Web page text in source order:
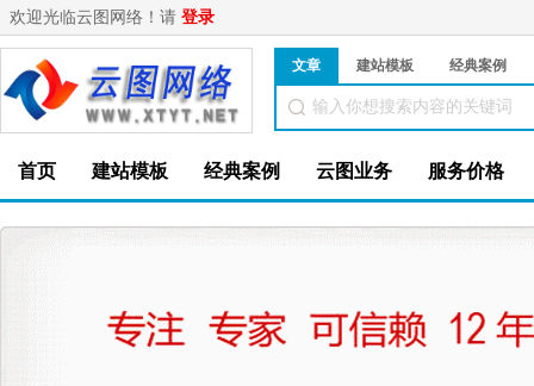
欢迎光临云图网络！请 登录
文章 建站模板 经典案例
首页 建站模板 经典案例 云图业务 服务价格